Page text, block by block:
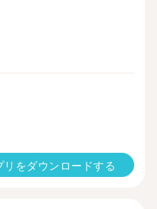
リをダウンロードする